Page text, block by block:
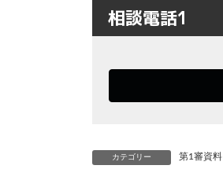
相談電話1
カテゴリー 第1審資料